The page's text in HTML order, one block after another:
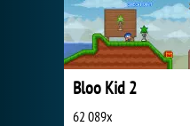
Bloo Kid 2
62 089x